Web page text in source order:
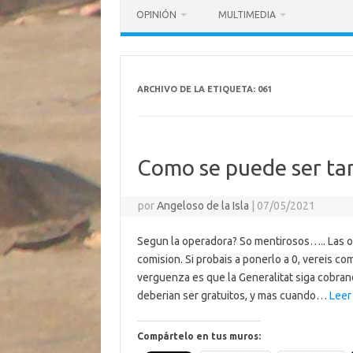
OPINIÓN MULTIMEDIA
ARCHIVO DE LA ETIQUETA: 061
Como se puede ser
porAngeloso de la Isla 07/05/2021
Segun la operadora? So mentirosos….. Las
comision. Si probais a ponerlo a 0, vereis
verguenza es que la Generalitat siga
deberian ser gratuitos, y mas cuando… Leer
Compártelo en tus muros: